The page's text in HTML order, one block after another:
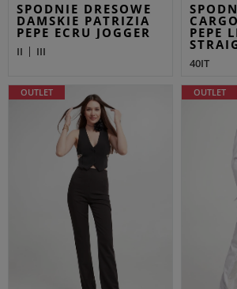
SPODNIE DRESOWE
DAMSKIE PATRIZIA
PEPE ECRU JOGGER
II III
PEPE
40IT
OUTLET OUTLET